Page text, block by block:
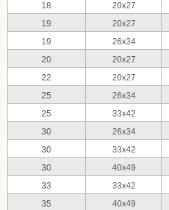
18
20x27
19
20x27
19
26x34
20
20x27
22
20x27
25
26x34
25
33x42
30
26x34
30
33x42
30
40x49
33
33x42
35
40x49